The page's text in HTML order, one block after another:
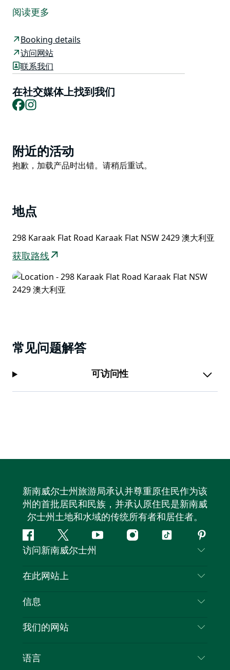
加早餐酒店，位于曼宁谷下游，周围有奶牛场/牛场，环
境幽静而宁静。客房享有曼宁河和周围群山的壮丽景色。
空调客房宽敞，设有连接浴室，每间客房均装饰高雅。酒
店还设有一个大型休息室，供客人放松身心，配有燃烧加
热器，可让您度过舒适的冬夜，并设有相邻的餐厅。大多
数客人更喜欢在凉棚上享用早餐或晚餐，这样他们就可以
欣赏美景。
该酒店是您的理想下榻之地，方便您探索曼宁地区的所有
距悉尼约 3.5 小时车程，非常适合周末度假。
阅读更多
Booking details
访问网站
联系我们
在社交媒体上找到我们
Facebook
Product
List
附近的活动
Product
抱歉，加载产品时出错。请稍后重试。
地点
298 Karaak Flat Road Karaak Flat NSW 2429 澳大利亚
获取路线
常见问题解答
可访问性
新南威尔士州旅游局承认并尊重原住民作为该
州的首批居民和民族，并承认原住民是新南威
尔士州土地和水域的传统所有者和居住者。
Facebook叽
叽
喳
YouTubeInstagram
抖
访问新南威尔士州
联系我们
隐私
Cookie 通知
在此网站上
目的地
新南威尔士州公路旅行
活动
信息
旅行信息
新南威尔士州的商业
我们的网站
语言